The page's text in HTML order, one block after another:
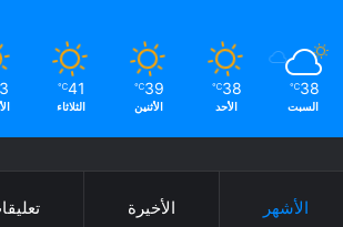
38
℃
السبت
38
℃
الأحد
39
℃
الأثنين
41
℃
الثلاثاء
الأشهر الأخيرة